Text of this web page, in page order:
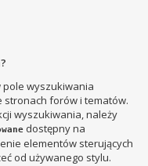
wyszukiwania
stronach forów i tematów.
wyszukiwania, należy
dostępny na
elementów sterujących
od używanego stylu.